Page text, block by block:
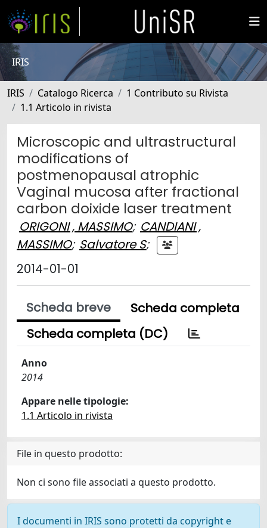
IRIS
IRIS Catalogo Ricerca
1 Contributo su Rivista
1.1 Articolo in rivista
Microscopic and ultrastructural
modifications of
postmenopausal atrophic
Vaginal mucosa after fractional
carbon doixide laser treatment
ORIGONI , MASSIMO; CANDIANI ,
MASSIMO; Salvatore S;
2014-01-01
Scheda breve
Scheda completa
Scheda completa (DC)
Anno
2014
Appare nelle tipologie:
1.1 Articolo in rivista
File in questo prodotto:
Non ci sono file associati a questo prodotto.
I documenti in IRIS sono protetti da copyright e